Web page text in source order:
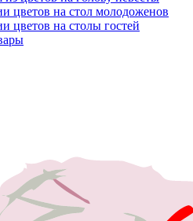
цветов на стол молодоженов
цветов на столы гостей